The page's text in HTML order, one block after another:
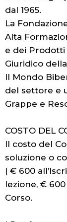
dal 1965.
La
Alta
e dei Prodotti
Giuridico
Il Mondo
del settore e
Grappe e
COSTO DEL
Il costo del
soluzione o
| € 600
lezione, €
Corso.